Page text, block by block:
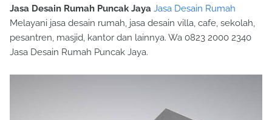
Jasa Desain Rumah Puncak Jaya Jasa Desain Rumah
Melayani jasa desain rumah, jasa desain villa, cafe, sekolah,
pesantren, masjid, kantor dan lainnya. Wa 0823 2000 2340
Jasa Desain Rumah Puncak Jaya.